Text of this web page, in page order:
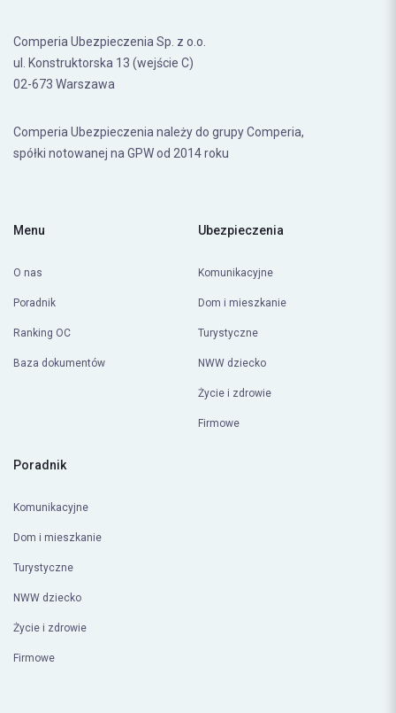
Comperia Ubezpieczenia Sp. z o.o.
ul. Konstruktorska 13 (wejście C)
02-673 Warszawa
Comperia Ubezpieczenia należy do grupy Comperia,
spółki notowanej na GPW od 2014 roku
Menu
O nas
Poradnik
Ranking OC
Baza dokumentów
Ubezpieczenia
Komunikacyjne
Dom i mieszkanie
Turystyczne
NWW dziecko
Życie i zdrowie
Firmowe
Poradnik
Komunikacyjne
Dom i mieszkanie
Turystyczne
NWW dziecko
Życie i zdrowie
Firmowe